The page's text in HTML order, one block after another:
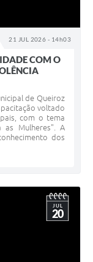
21 JUL 2026 - 14h03
COM O
de Queiroz
voltado
com o tema
as Mulheres". A
dos
JUL
20